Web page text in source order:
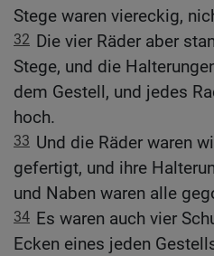
Stege waren viereckig,
32 Die vier Räder aber
Stege, und die
dem Gestell, und jedes
hoch.
33 Und die Räder waren
gefertigt, und ihre
und Naben waren alle
34 Es waren auch vier
Ecken eines jeden